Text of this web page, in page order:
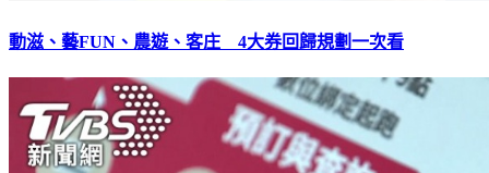
動滋、藝FUN、農遊、客庄 4大券回歸規劃一次看